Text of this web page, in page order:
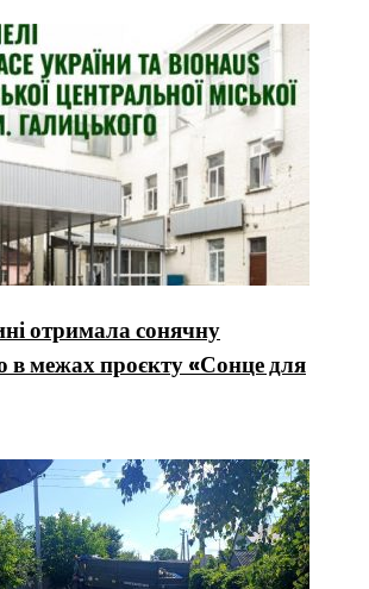
отримала сонячну
в межах проєкту «Сонце для